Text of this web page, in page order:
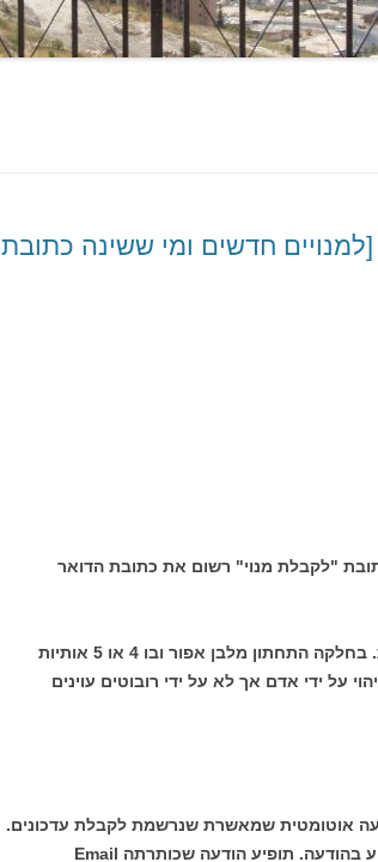
[למנויים חדשים ומי ששינה כתובת
"לקבלת מנוי" רשום את כתובת הדואר
ד. על המסך תופיע תיבת שאילתא כתובה אנגלית. בחלקה התחתון מלבן אפור ובו 4 או 5 אותיות
על ידי אדם אך לא על ידי רובוטים עוינים
אוטומטית שמאשרת שנרשמת לקבלת עדכונים.
כדי להשלים את הרישום, הקלק על הקישור המופיע בהודעה. תופיע הודעה שכותרתה Email